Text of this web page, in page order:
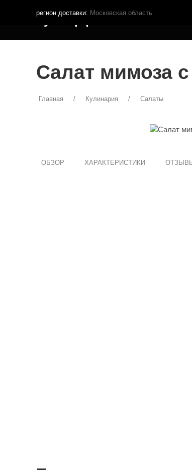
регион доставки: Московская область
Кутья.рф
Салат мимоза
Главная Кулинария Салаты
ОБЗОР ХАРАКТЕРИСТИКИ